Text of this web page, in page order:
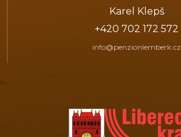
Karel Klepš
+420 702 172 572
info@penzionlemberk.cz